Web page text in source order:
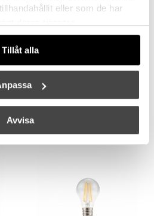
eller som de har
Tillåt alla
Avvisa
Reflektor MR11 28W (=35W) GU10